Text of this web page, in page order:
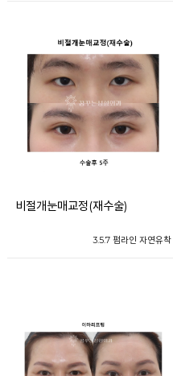
비절개눈매교정(재수술)
3.5.7 펌라인 자연유착